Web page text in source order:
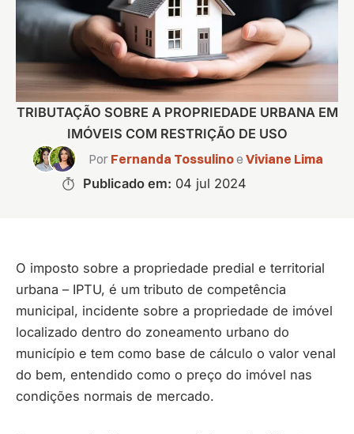
TRIBUTAÇÃO SOBRE A PROPRIEDADE URBANA EM
IMÓVEIS COM RESTRIÇÃO DE USO
Por Fernanda Tossulinoe Viviane Lima
Publicado em: 04 jul 2024
O imposto sobre a propriedade predial e territorial
urbana – IPTU, é um tributo de competência
municipal, incidente sobre a propriedade de imóvel
localizado dentro do zoneamento urbano do
município e tem como base de cálculo o valor venal
do bem, entendido como o preço do imóvel nas
condições normais de mercado.